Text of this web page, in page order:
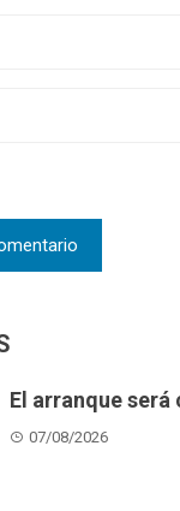
El arranque será
07/08/2026